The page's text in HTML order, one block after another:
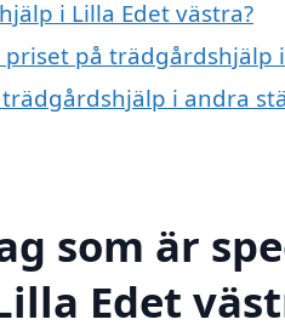
i Lilla Edet västra?
på trädgårdshjälp
i andra
som är
Edet